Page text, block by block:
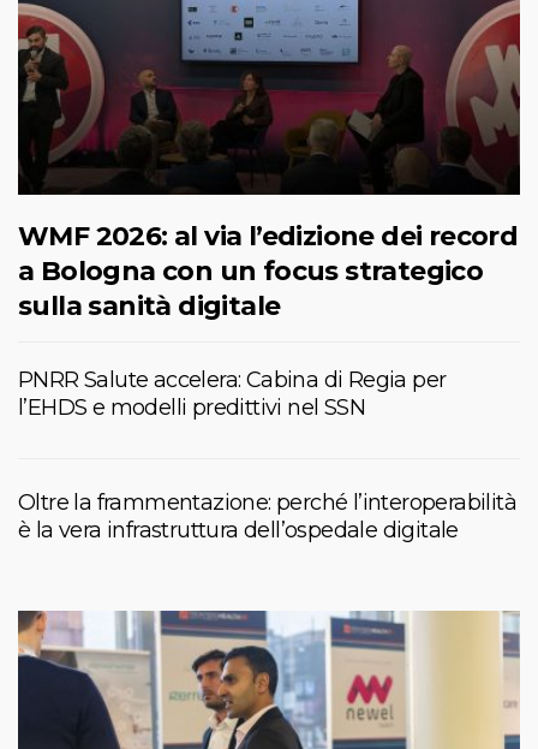
WMF 2026: al via l’edizione dei record
a Bologna con un focus strategico
sulla sanità digitale
PNRR Salute accelera: Cabina di Regia per
l’EHDS e modelli predittivi nel SSN
Oltre la frammentazione: perché l’interoperabilità
è la vera infrastruttura dell’ospedale digitale